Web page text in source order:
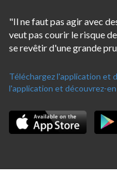
"Il ne faut pas agir avec
veut pas courir le risque
se revêtir d'une grande
Téléchargez l'application et
l'application et découvrez-